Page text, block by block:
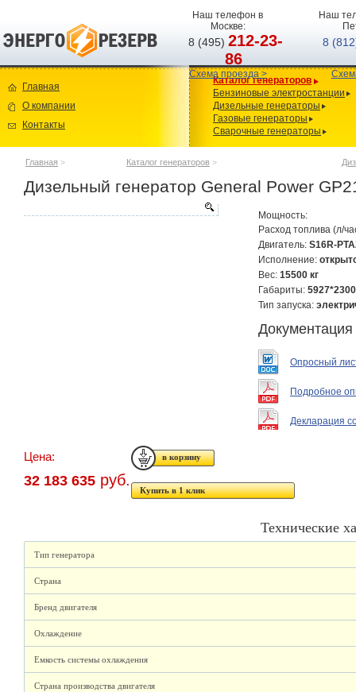
Наш телефон в
Москве:
8 (495)212-23-
86
Схема проезда >
Наш
8
Главная
О компании
Контакты
Каталог генераторов
Бензиновые электростанции
Дизельные генераторы
Газовые генераторы
Сварочные генераторы
Главная > Каталог генераторов >
Дизельный генератор General Power
Мощность:
Расход топлива (л/
Двигатель: S16R-
Исполнение:
Вес: 15500 кг
Габариты:
Тип запуска:
Документация
Опросный
Подробное
Декларация
Цена:
32 183 635 руб.
Купить в 1 клик
Технические
Тип генератора
Страна
Бренд двигателя
Охлаждение
Емкость системы охлаждения
Страна производства двигателя